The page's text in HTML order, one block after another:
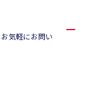
気軽にお問い